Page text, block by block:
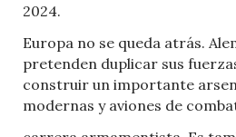
2024.
Europa no se queda atrás.
pretenden duplicar sus
construir un importante
modernas y aviones de